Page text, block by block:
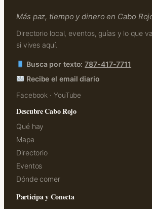
Más paz, tiempo y dinero en Cabo
Directorio local, eventos, guías y lo que
si vives aquí.
Busca por texto:787-417-7711
Recibe el email diario
Facebook · YouTube
Descubre Cabo Rojo
Qué hay
Mapa
Directorio
Eventos
Dónde comer
Participa y Conecta